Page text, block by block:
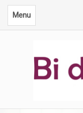
Menu